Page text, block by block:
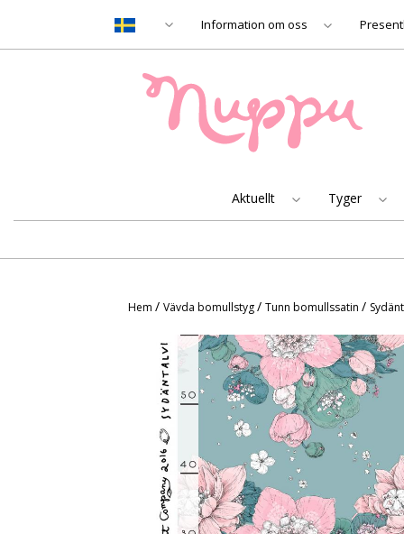
Information om oss
Aktuellt Tyger
Hem / Vävda bomullstyg/ Tunn bomullssatin /